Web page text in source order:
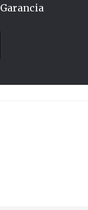
Garancia